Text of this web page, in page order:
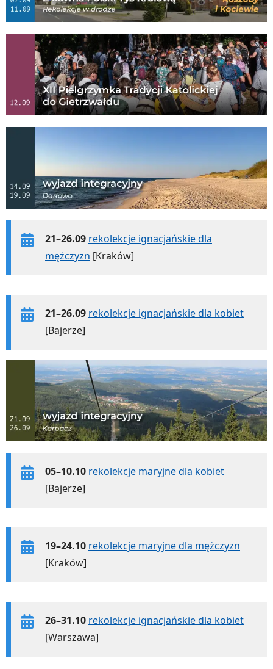
21–26.09 rekolekcje ignacjańskie dla
mężczyzn [Kraków]
21–26.09 rekolekcje ignacjańskie dla kobiet
[Bajerze]
05–10.10 rekolekcje maryjne dla kobiet
[Bajerze]
19–24.10 rekolekcje maryjne dla mężczyzn
[Kraków]
26–31.10 rekolekcje ignacjańskie dla kobiet
[Warszawa]